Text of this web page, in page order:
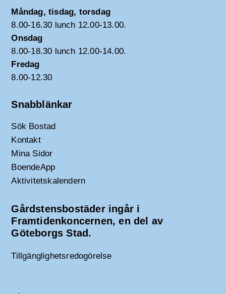
Måndag, tisdag, torsdag
8.00-16.30 lunch 12.00-13.00.
Onsdag
8.00-18.30 lunch 12.00-14.00.
Fredag
8.00-12.30
Snabblänkar
Sök Bostad
Kontakt
Mina Sidor
BoendeApp
Aktivitetskalendern
Gårdstensbostäder ingår i
Framtidenkoncernen, en del av
Göteborgs Stad.
Tillgänglighetsredogörelse